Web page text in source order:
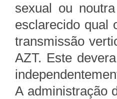
sexual ou
esclarecido qual
transmissão
AZT. Este
A administração